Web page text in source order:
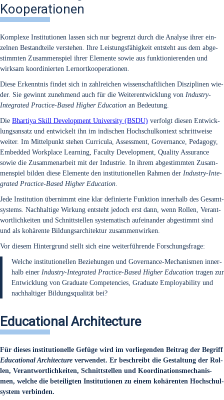
Kooperationen
Kom­ple­xe Insti­tu­tio­nen las­sen sich nur begrenzt durch die Ana­ly­se ihrer ein­
zel­nen Bestand­tei­le ver­ste­hen. Ihre Leis­tungs­fä­hig­keit ent­steht aus dem abge­
stimm­ten Zusam­men­spiel ihrer Ele­men­te sowie aus funk­tio­nie­ren­den und
wirk­sam koor­di­nier­ten Lern­ort­ko­ope­ra­tio­nen.
Die­se Erkennt­nis fin­det sich in zahl­rei­chen wis­sen­schaft­li­chen Dis­zi­pli­nen wie­
der. Sie gewinnt zuneh­mend auch für die Wei­ter­ent­wick­lung von Indus­try-
Inte­gra­ted Prac­ti­ce-Based Hig­her Edu­ca­ti­on an Bedeu­tung.
Die Bhar­ti­ya Skill Deve­lo­p­ment Uni­ver­si­ty (BSDU) ver­folgt die­sen Ent­wick­
lungs­an­satz und ent­wi­ckelt ihn im indi­schen Hoch­schul­kon­text schritt­wei­se
wei­ter. Im Mit­tel­punkt ste­hen Cur­ri­cu­la, Assess­ment, Gover­nan­ce, Pedago­gy,
Embedded Work­place Lear­ning, Facul­ty Deve­lo­p­ment, Qua­li­ty Assu­rance
sowie die Zusam­men­ar­beit mit der Indus­trie. In ihrem abge­stimm­ten Zusam­
men­spiel bil­den die­se Ele­men­te den insti­tu­tio­nel­len Rah­men der Indus­try-Inte­
gra­ted Prac­ti­ce-Based Hig­her Edu­ca­ti­on
Jede Insti­tu­ti­on über­nimmt eine klar defi­nier­te Funk­ti­on inner­halb des Gesamt­
sys­tems. Nach­hal­ti­ge Wir­kung ent­steht jedoch erst dann, wenn Rol­len, Ver­ant­
wort­lich­kei­ten und Schnitt­stel­len sys­te­ma­tisch auf­ein­an­der abge­stimmt sind
und als kohä­ren­te Bil­dungs­ar­chi­tek­tur zusam­men­wir­ken.
Vor die­sem Hin­ter­grund stellt sich eine wei­ter­füh­ren­de For­schungs­fra­ge:
Wel­che insti­tu­tio­nel­len Bezie­hun­gen und Gover­nan­ce-Mecha­nis­men inner­
halb einer Indus­try-Inte­gra­ted Prac­ti­ce-Based Hig­her Edu­ca­ti­ontra­gen zur
Ent­wick­lung von Gra­dua­te Com­pe­ten­ci­es, Gra­dua­te Employa­bi­li­ty und
nach­hal­ti­ger Bil­dungs­qua­li­tät bei?
Educational Architecture
Für die­ses insti­tu­tio­nel­le Gefü­ge wird im vor­lie­gen­den Bei­trag der Begriff
Edu­ca­tio­nal Archi­tec­tu­re ver­wen­det. Er beschreibt die Gestal­tung der Rol­
len, Ver­ant­wort­lich­kei­ten, Schnitt­stel­len und Koor­di­na­ti­ons­me­cha­nis­
men, wel­che die betei­lig­ten Insti­tu­tio­nen zu einem kohä­ren­ten Hoch­schul­
sys­tem ver­bin­den.